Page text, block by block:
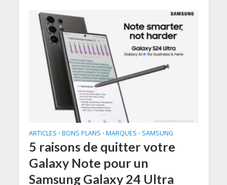
ARTICLES • BONS PLANS • MARQUES • SAMSUNG
5 raisons de quitter votre
Galaxy Note pour un
Samsung Galaxy 24 Ultra